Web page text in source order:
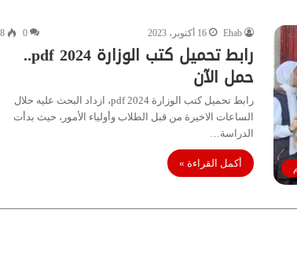
Ehab 16 أكتوبر، 2023 0
رابط تحميل كتب الوزارة 2024 pdf..
حمل الآن
رابط تحميل كتب الوزارة 2024 pdf، ازداد البحث عليه حلال
الساعات الاخيرة من قبل الطلاب وأولياء الأمور، حيث بدأت
الدراسة…
أكمل القراءة »